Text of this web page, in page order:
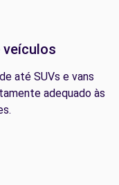
veículos
até SUVs e vans
adequado às